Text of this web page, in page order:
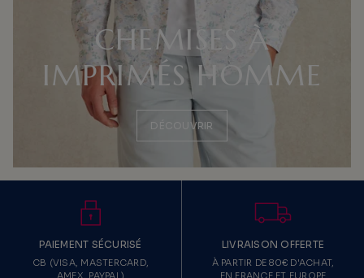
CHEMISES À
IMPRIMÉS HOMME
DÉCOUVRIR
PAIEMENT SÉCURISÉ
CB (VISA, MASTERCARD,
AMEX, PAYPAL)
LIVRAISON OFFERTE
À PARTIR DE 80€ D'ACHAT,
EN FRANCE ET EUROPE